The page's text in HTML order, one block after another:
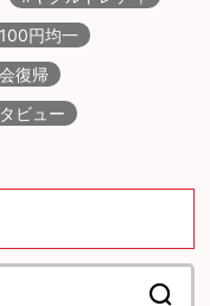
円均一
復帰
ビュー